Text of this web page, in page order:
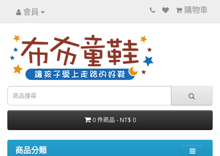
會員 購物車
0 件商品 - NT$ 0
商品分類